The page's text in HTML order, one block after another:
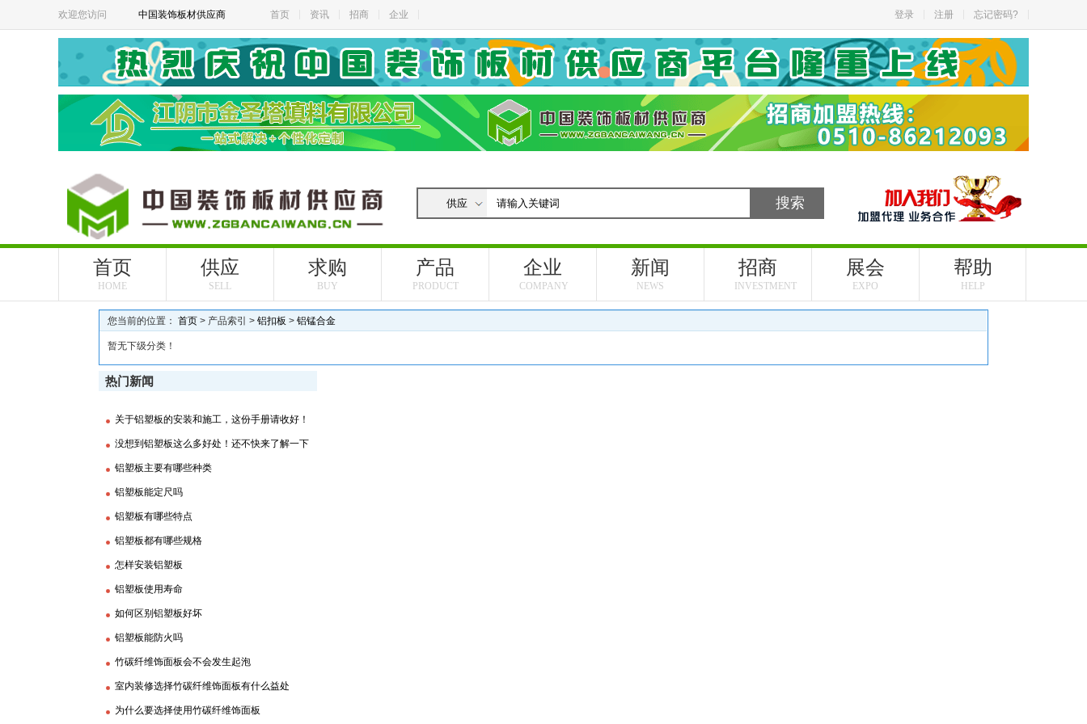
欢迎您访问 中国装饰板材供应商 首页 资讯 招商 企业 登录 注册 忘记密码?
首页
HOME
供应
SELL
求购
BUY
产品
PRODUCT
企业
COMPANY
新闻
NEWS
招商
INVESTMENT
展会
EXPO
帮助
HELP
您当前的位置： 首页 > 产品索引 > 铝扣板 > 铝锰合金
暂无下级分类！
热门新闻
关于铝塑板的安装和施工，这份手册请收好！
没想到铝塑板这么多好处！还不快来了解一下
铝塑板主要有哪些种类
铝塑板能定尺吗
铝塑板有哪些特点
铝塑板都有哪些规格
怎样安装铝塑板
铝塑板使用寿命
如何区别铝塑板好坏
铝塑板能防火吗
竹碳纤维饰面板会不会发生起泡
室内装修选择竹碳纤维饰面板有什么益处
为什么要选择使用竹碳纤维饰面板